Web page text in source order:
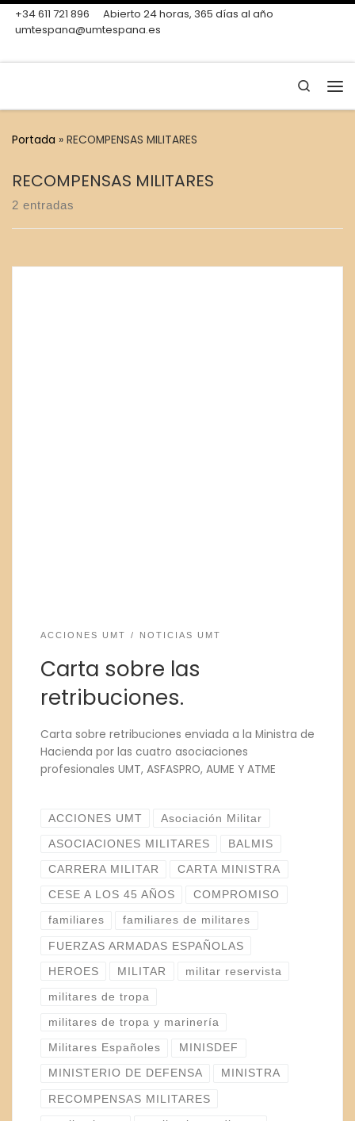
Skip to content
+34 611 721 896
Abierto 24 horas, 365 días al año
umtespana@umtespana.es
Search
Portada » RECOMPENSAS MILITARES
RECOMPENSAS MILITARES
2 entradas
ACCIONES UMT NOTICIAS UMT
Carta sobre las
retribuciones.
Carta sobre retribuciones enviada a la Ministra de
Hacienda por las cuatro asociaciones
profesionales UMT, ASFASPRO, AUME Y ATME
ACCIONES UMT Asociación Militar
ASOCIACIONES MILITARES BALMIS
CARRERA MILITAR CARTA MINISTRA
CESE A LOS 45 AÑOS COMPROMISO
familiares familiares de militares
FUERZAS ARMADAS ESPAÑOLAS
HEROES MILITAR militar reservista
militares de tropa
militares de tropa y marinería
Militares Españoles MINISDEF
MINISTERIO DE DEFENSA MINISTRA
RECOMPENSAS MILITARES